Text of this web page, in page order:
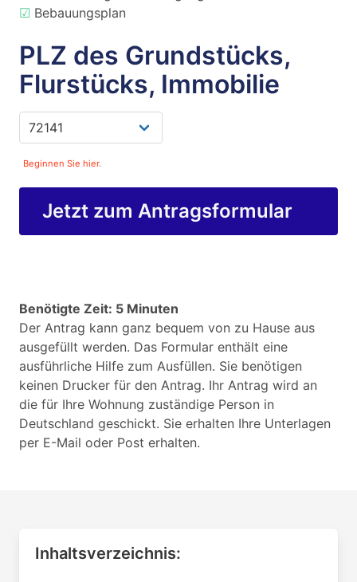
☑ Bebauungsplan
PLZ des Grundstücks,
Flurstücks, Immobilie
Beginnen Sie hier.
Jetzt zum Antragsformular
Benötigte Zeit: 5 Minuten
Der Antrag kann ganz bequem von zu Hause aus
ausgefüllt werden. Das Formular enthält eine
ausführliche Hilfe zum Ausfüllen. Sie benötigen
keinen Drucker für den Antrag. Ihr Antrag wird an
die für Ihre Wohnung zuständige Person in
Deutschland geschickt. Sie erhalten Ihre Unterlagen
per E-Mail oder Post erhalten.
Inhaltsverzeichnis: